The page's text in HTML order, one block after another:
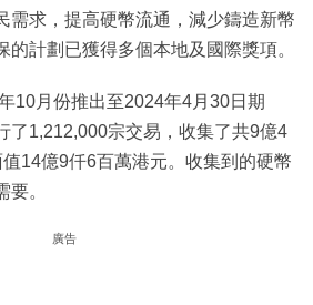
需求，提高硬幣流通，減少鑄造新幣
的計劃已獲得多個本地及國際獎項。
10月份推出至2024年4月30日期
了1,212,000宗交易，收集了共9億4
14億9仟6百萬港元。收集到的硬幣
。
廣告